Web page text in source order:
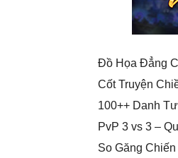
Đồ Họa Đẳng
Cốt Truyện
100++ Danh
PvP 3 vs 3 –
So Găng